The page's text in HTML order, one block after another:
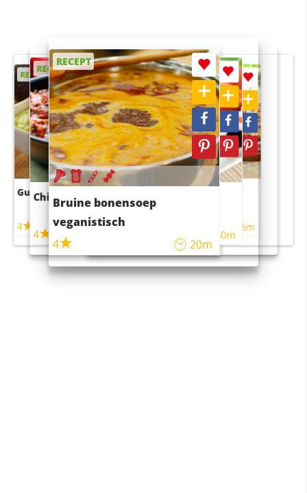
RECEPT
Guacamole
4
RECEPT
Chili con carne
4 45m
RECEPT
Bruine bonensoep
veganistisch
4
20m
RECEPT
Sushi rijstsalade
maaltijdsalade
40m
RECEPT
4 55m